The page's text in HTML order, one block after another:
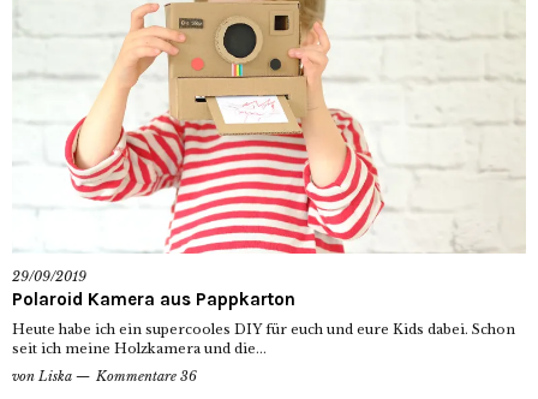
29/09/2019
Polaroid Kamera aus Pappkarton
Heute habe ich ein supercooles DIY für euch und eure Kids dabei. Schon
seit ich meine Holzkamera und die...
von Liska Kommentare 36